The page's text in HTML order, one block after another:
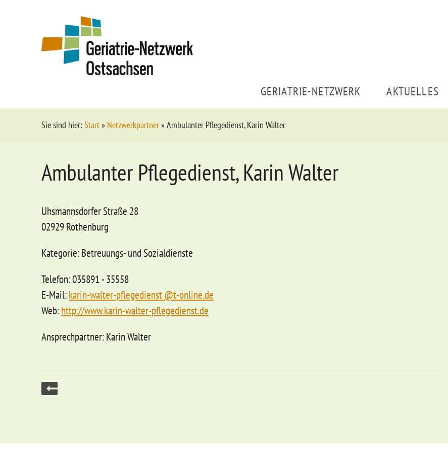
GERIATRIE-NETZWERK AKTUELLES
Sie sind hier: Start» Netzwerkpartner»Ambulanter Pflegedienst, Karin Walter
Ambulanter Pflegedienst, Karin Walter
Uhsmannsdorfer Straße 28
02929 Rothenburg
Kategorie: Betreuungs- und Sozialdienste
Telefon: 035891 - 35558
E-Mail:karin-walter-pflegedienst @t-online.de
Web:http://www.karin-walter-pflegedienst.de
Ansprechpartner: Karin Walter